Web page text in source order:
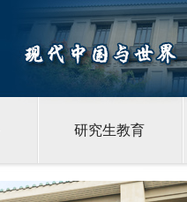
研究生教育